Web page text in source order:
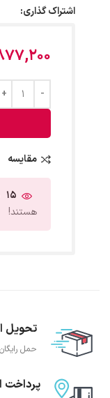
اشتراک گذاری:
مقایسه
15
هستند!
تحویل
حمل رایگان
پرداخت